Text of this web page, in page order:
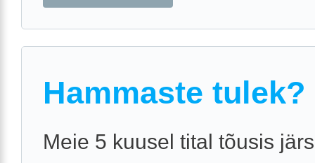
Hammaste tulek?
Meie 5 kuusel tital tõusis